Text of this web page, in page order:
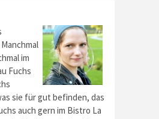
im
Fuchs
sie für gut befinden, das
auch gern im Bistro La